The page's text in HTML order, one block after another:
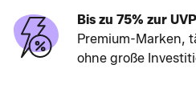
Bis zu 75% zur UVP
Premium-Marken,
ohne große